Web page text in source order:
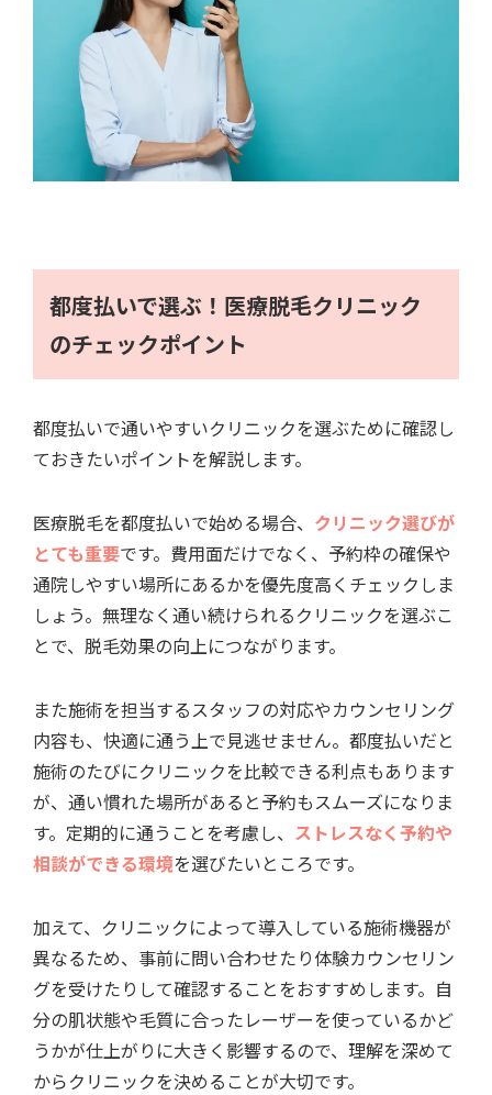
都度払いで選ぶ！医療脱毛クリニック
のチェックポイント
都度払いで通いやすいクリニックを選ぶために確認し
ておきたいポイントを解説します。
医療脱毛を都度払いで始める場合、 クリニック選びが
とても重要です。費用面だけでなく、予約枠の確保や
通院しやすい場所にあるかを優先度高くチェックしま
しょう。無理なく通い続けられるクリニックを選ぶこ
とで、脱毛効果の向上につながります。
また施術を担当するスタッフの対応やカウンセリング
内容も、快適に通う上で見逃せません。都度払いだと
施術のたびにクリニックを比較できる利点もあります
が、通い慣れた場所があると予約もスムーズになりま
す。定期的に通うことを考慮し、 ストレスなく予約や
相談ができる環境を選びたいところです。
加えて、クリニックによって導入している施術機器が
異なるため、事前に問い合わせたり体験カウンセリン
グを受けたりして確認することをおすすめします。自
分の肌状態や毛質に合ったレーザーを使っているかど
うかが仕上がりに大きく影響するので、理解を深めて
からクリニックを決めることが大切です。